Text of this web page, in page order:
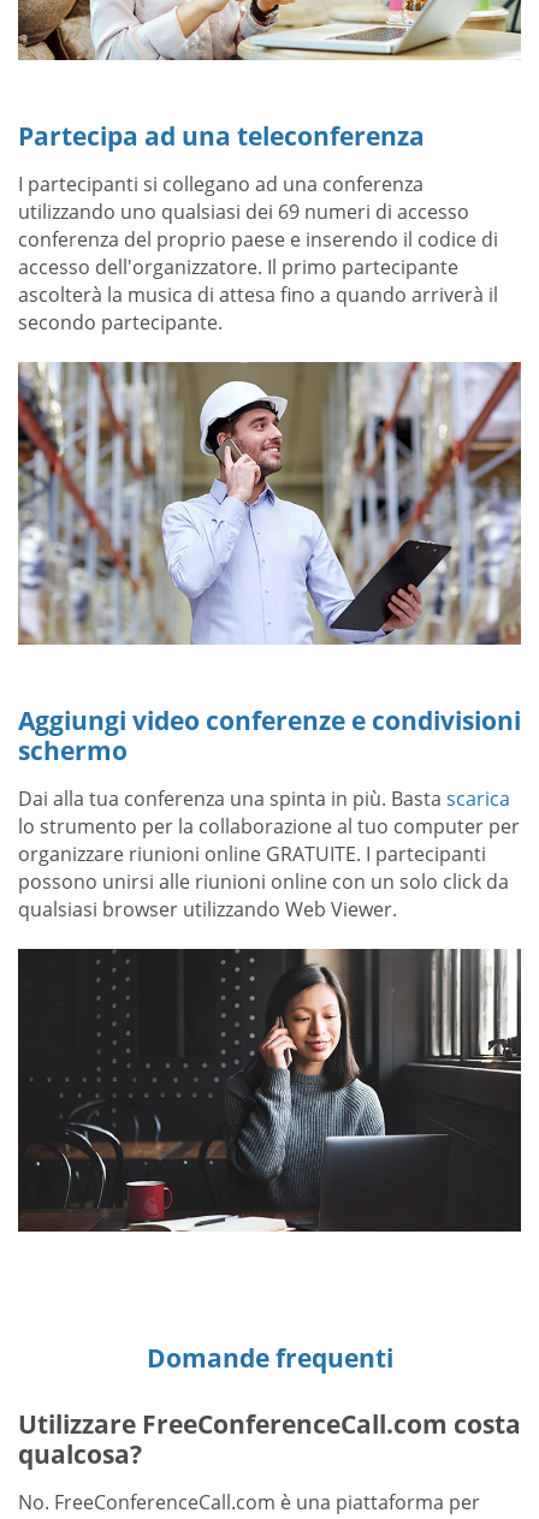
Partecipa ad una teleconferenza
I partecipanti si collegano ad una conferenza
utilizzando uno qualsiasi dei 69 numeri di accesso
conferenza del proprio paese e inserendo il codice di
accesso dell'organizzatore. Il primo partecipante
ascolterà la musica di attesa fino a quando arriverà il
secondo partecipante.
Aggiungi video conferenze e condivisioni
schermo
Dai alla tua conferenza una spinta in più. Basta scarica
lo strumento per la collaborazione al tuo computer per
organizzare riunioni online GRATUITE. I partecipanti
possono unirsi alle riunioni online con un solo click da
qualsiasi browser utilizzando Web Viewer.
Domande frequenti
Utilizzare FreeConferenceCall.com costa
qualcosa?
No. FreeConferenceCall.com è una piattaforma per